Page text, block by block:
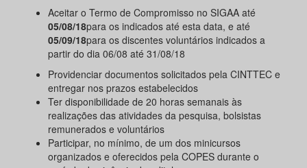
Aceitar o Termo de Compromisso no SIGAA até
05/08/18para os indicados até esta data, e até
05/09/18para os discentes voluntários indicados a
partir do dia 06/08 até 31/08/18
Providenciar documentos solicitados pela CINTTEC e
entregar nos prazos estabelecidos
Ter disponibilidade de 20 horas semanais às
realizações das atividades da pesquisa, bolsistas
remunerados e voluntários
Participar, no mínimo, de um dos minicursos
organizados e oferecidos pela COPES durante o